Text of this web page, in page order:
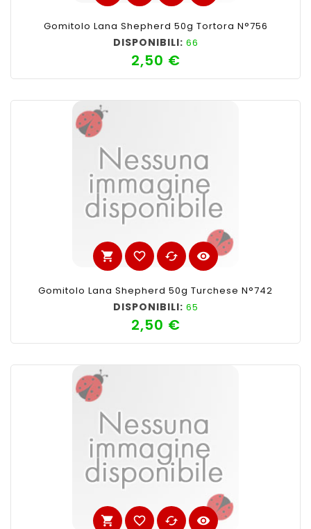
Gomitolo Lana Shepherd 50g Tortora N°756
DISPONIBILI: 66
2,50 €Prezzo
shopping_cart favorite_border cached visibility
Gomitolo Lana Shepherd 50g Turchese N°742
DISPONIBILI: 65
2,50 €Prezzo
shopping_cart favorite_border cached visibility